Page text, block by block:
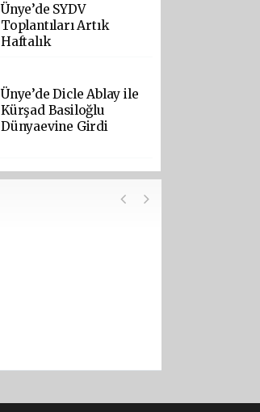
Ünye’de SYDV
Toplantıları Artık
Haftalık
Ünye’de Dicle Ablay ile
Kürşad Basiloğlu
Dünyaevine Girdi